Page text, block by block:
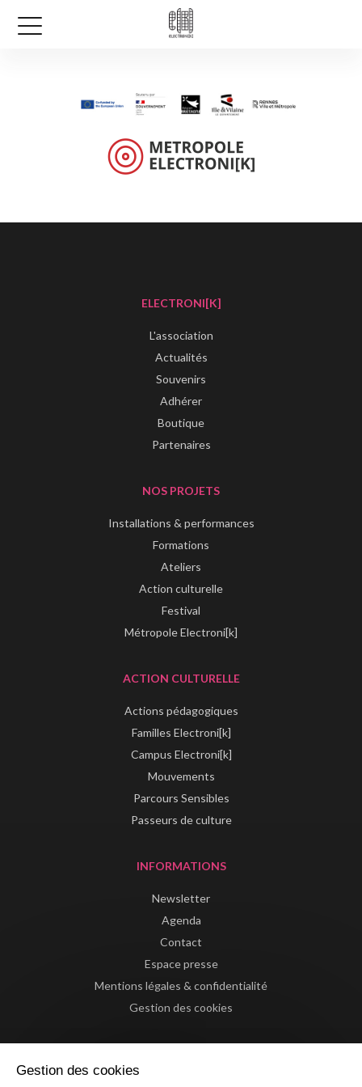
ELECTRONI[K]
L'association
Actualités
Souvenirs
Adhérer
Boutique
Partenaires
NOS PROJETS
Installations & performances
Formations
Ateliers
Action culturelle
Festival
Métropole Electroni[k]
ACTION CULTURELLE
Actions pédagogiques
Familles Electroni[k]
Campus Electroni[k]
Mouvements
Parcours Sensibles
Passeurs de culture
INFORMATIONS
Newsletter
Agenda
Contact
Espace presse
Mentions légales & confidentialité
Gestion des cookies
Gestion des cookies